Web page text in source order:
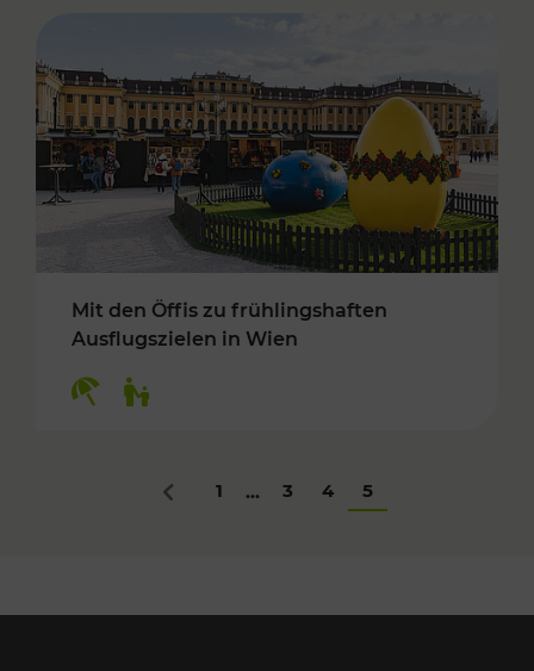
Mit den Öffis zu frühlingshaften
Ausflugszielen in Wien
Zurück
1 ... 3 4 5